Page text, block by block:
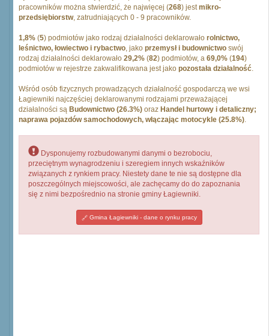
pracowników można stwierdzić, że najwięcej (268) jestmikro-
przedsiębiorstw, zatrudniających 0 - 9 pracowników.
1,8% (5) podmiotów jako rodzaj działalności deklarowało rolnictwo,
leśnictwo, łowiectwo i rybactwo, jako przemysł i budownictwo swój
rodzaj działalności deklarowało 29,2% (82) podmiotów, a 69,0% (194)
podmiotów w rejestrze zakwalifikowana jest jako pozostała działalność.
Wśród osób fizycznych prowadzących działalność gospodarczą we wsi
Łagiewniki najczęściej deklarowanymi rodzajami przeważającej
działalności są Budownictwo (26.3%) oraz Handel hurtowy i detaliczny;
naprawa pojazdów samochodowych, włączając motocykle (25.8%).
Dysponujemy rozbudowanymi danymi o bezrobociu,
przeciętnym wynagrodzeniu i szeregiem innych wskaźników
związanych z rynkiem pracy. Niestety dane te nie są dostępne dla
poszczególnych miejscowości, ale zachęcamy do do zapoznania
się z nimi bezpośrednio na stronie gminy Łagiewniki.
Gmina Łagiewniki - dane o rynku pracy